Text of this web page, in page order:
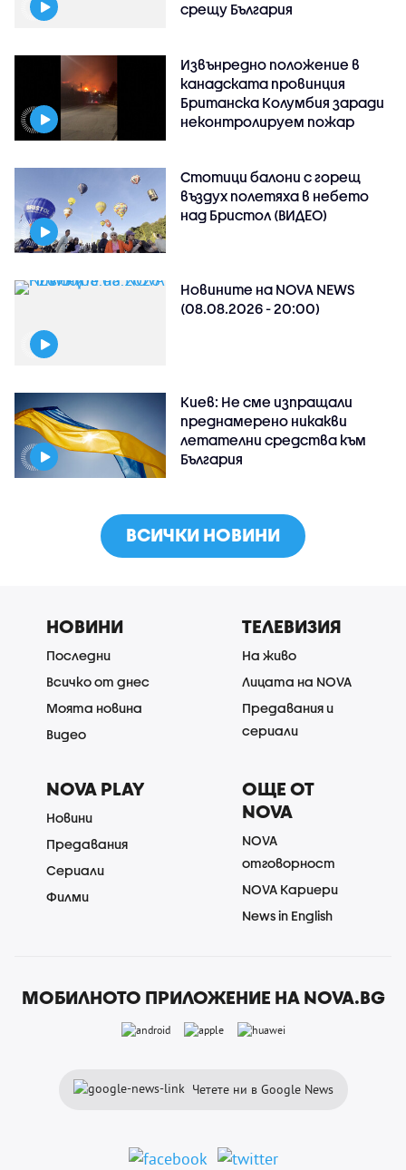
срещу България
Извънредно положение в
канадската провинция
Британска Колумбия заради
неконтролируем пожар
Стотици балони с горещ
въздух полетяха в небето
над Бристол (ВИДЕО)
Новините на NOVA NEWS
(08.08.2026 - 20:00)
Киев: Не сме изпращали
преднамерено никакви
летателни средства към
България
ВСИЧКИ НОВИНИ
НОВИНИ
Последни
Всичко от днес
Моята новина
Видео
ТЕЛЕВИЗИЯ
На живо
Лицата на NOVA
Предавания и
сериали
NOVA PLAY
Новини
Предавания
Сериали
Филми
ОЩЕ ОТ
NOVA
NOVA
отговорност
NOVA Кариери
News in English
МОБИЛНОТО ПРИЛОЖЕНИЕ НА NOVA.BG
Четете ни в Google News